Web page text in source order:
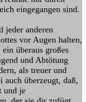
eingegangen sind.
jeder anderen
vor Augen halten,
überaus großes
und Abtötung
als treuer und
überzeugt, daß,
und je